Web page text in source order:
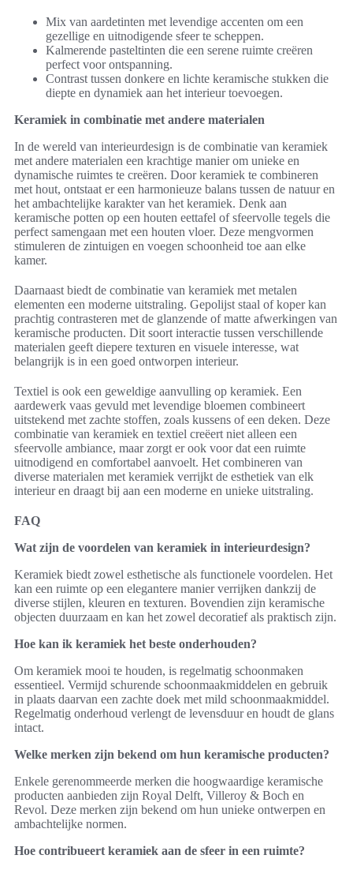
Mix van aardetinten met levendige accenten om een
gezellige en uitnodigende sfeer te scheppen.
Kalmerende pasteltinten die een serene ruimte creëren
perfect voor ontspanning.
Contrast tussen donkere en lichte keramische stukken die
diepte en dynamiek aan het interieur toevoegen.
Keramiek in combinatie met andere materialen
In de wereld van interieurdesign is de combinatie van keramiek
met andere materialen een krachtige manier om unieke en
dynamische ruimtes te creëren. Door keramiek te combineren
met hout, ontstaat er een harmonieuze balans tussen de natuur en
het ambachtelijke karakter van het keramiek. Denk aan
keramische potten op een houten eettafel of sfeervolle tegels die
perfect samengaan met een houten vloer. Deze mengvormen
stimuleren de zintuigen en voegen schoonheid toe aan elke
kamer.
Daarnaast biedt de combinatie van keramiek met metalen
elementen een moderne uitstraling. Gepolijst staal of koper kan
prachtig contrasteren met de glanzende of matte afwerkingen van
keramische producten. Dit soort interactie tussen verschillende
materialen geeft diepere texturen en visuele interesse, wat
belangrijk is in een goed ontworpen interieur.
Textiel is ook een geweldige aanvulling op keramiek. Een
aardewerk vaas gevuld met levendige bloemen combineert
uitstekend met zachte stoffen, zoals kussens of een deken. Deze
combinatie van keramiek en textiel creëert niet alleen een
sfeervolle ambiance, maar zorgt er ook voor dat een ruimte
uitnodigend en comfortabel aanvoelt. Het combineren van
diverse materialen met keramiek verrijkt de esthetiek van elk
interieur en draagt bij aan een moderne en unieke uitstraling.
FAQ
Wat zijn de voordelen van keramiek in interieurdesign?
Keramiek biedt zowel esthetische als functionele voordelen. Het
kan een ruimte op een elegantere manier verrijken dankzij de
diverse stijlen, kleuren en texturen. Bovendien zijn keramische
objecten duurzaam en kan het zowel decoratief als praktisch zijn.
Hoe kan ik keramiek het beste onderhouden?
Om keramiek mooi te houden, is regelmatig schoonmaken
essentieel. Vermijd schurende schoonmaakmiddelen en gebruik
in plaats daarvan een zachte doek met mild schoonmaakmiddel.
Regelmatig onderhoud verlengt de levensduur en houdt de glans
intact.
Welke merken zijn bekend om hun keramische producten?
Enkele gerenommeerde merken die hoogwaardige keramische
producten aanbieden zijn Royal Delft, Villeroy & Boch en
Revol. Deze merken zijn bekend om hun unieke ontwerpen en
ambachtelijke normen.
Hoe contribueert keramiek aan de sfeer in een ruimte?